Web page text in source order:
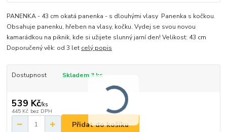
PANENKA - 43 cm okatá panenka - s dlouhými vlasy Panenka s kočkou.
Obsahuje panenku, hřeben na vlasy, kočku. Vydej se svou novou
kamarádkou na piknik, kde si užijete slunný jarní den! Velikost: 43 cm
Doporučený věk: od 3 let celý popis
Dostupnost Skladem 3 ks
539 Kč/ks
445 Kč bez DPH
Přidat do košíku